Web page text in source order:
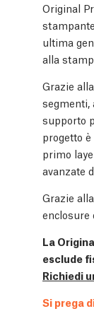
Original
ultima
alla
Grazie
segmenti,
supporto
progetto
primo
avanzate
Grazie
enclosure
La
esclude
Richiedi
Si prega